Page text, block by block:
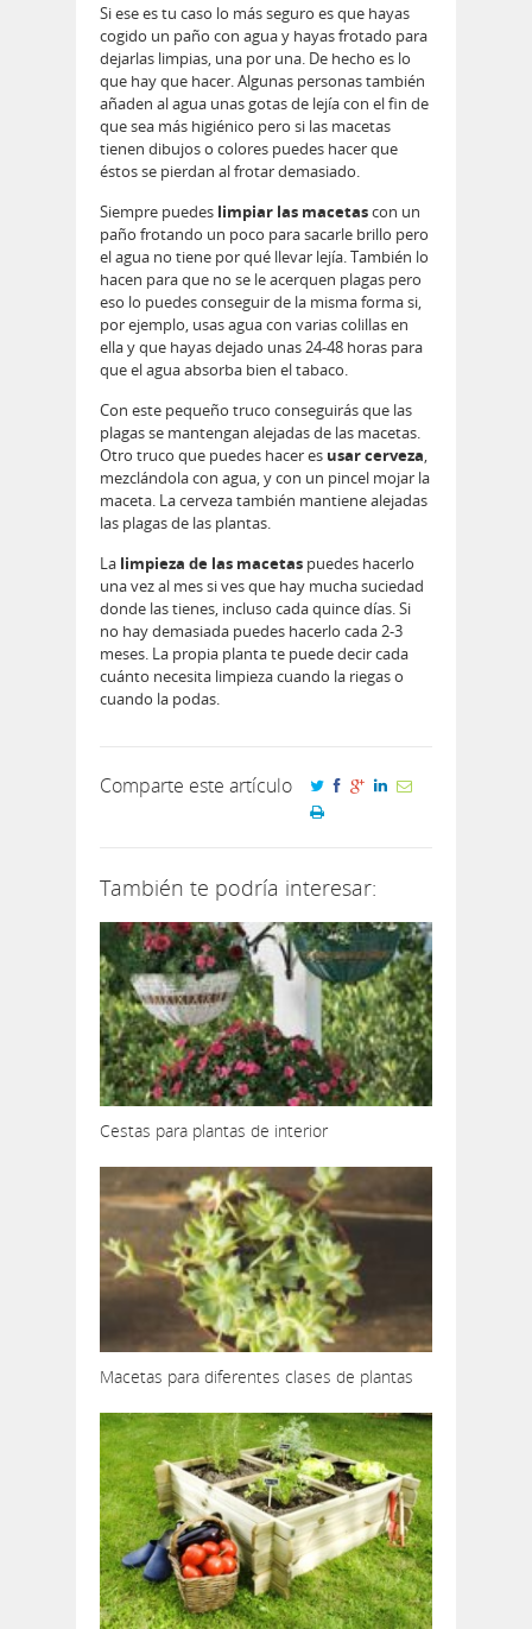
Si ese es tu caso lo más seguro es que hayas
cogido un paño con agua y hayas frotado para
dejarlas limpias, una por una. De hecho es lo
que hay que hacer. Algunas personas también
añaden al agua unas gotas de lejía con el fin de
que sea más higiénico pero si las macetas
tienen dibujos o colores puedes hacer que
éstos se pierdan al frotar demasiado.
Siempre puedes limpiar las macetascon un
paño frotando un poco para sacarle brillo pero
el agua no tiene por qué llevar lejía. También lo
hacen para que no se le acerquen plagas pero
eso lo puedes conseguir de la misma forma si,
por ejemplo, usas agua con varias colillas en
ella y que hayas dejado unas 24-48 horas para
que el agua absorba bien el tabaco.
Con este pequeño truco conseguirás que las
plagas se mantengan alejadas de las macetas.
Otro truco que puedes hacer es usar cerveza
mezclándola con agua, y con un pincel mojar la
maceta. La cerveza también mantiene alejadas
las plagas de las plantas.
La limpieza de las macetas puedes hacerlo
una vez al mes si ves que hay mucha suciedad
donde las tienes, incluso cada quince días. Si
no hay demasiada puedes hacerlo cada 2-3
meses. La propia planta te puede decir cada
cuánto necesita limpieza cuando la riegas o
cuando la podas.
Comparte este artículo
También te podría interesar:
Cestas para plantas de interior
Macetas para diferentes clases de plantas